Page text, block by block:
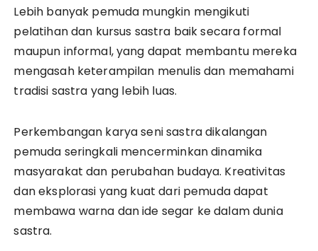
Lebih banyak pemuda mungkin mengikuti
pelatihan dan kursus sastra baik secara formal
maupun informal, yang dapat membantu mereka
mengasah keterampilan menulis dan memahami
tradisi sastra yang lebih luas.
Perkembangan karya seni sastra dikalangan
pemuda seringkali mencerminkan dinamika
masyarakat dan perubahan budaya. Kreativitas
dan eksplorasi yang kuat dari pemuda dapat
membawa warna dan ide segar ke dalam dunia
sastra.